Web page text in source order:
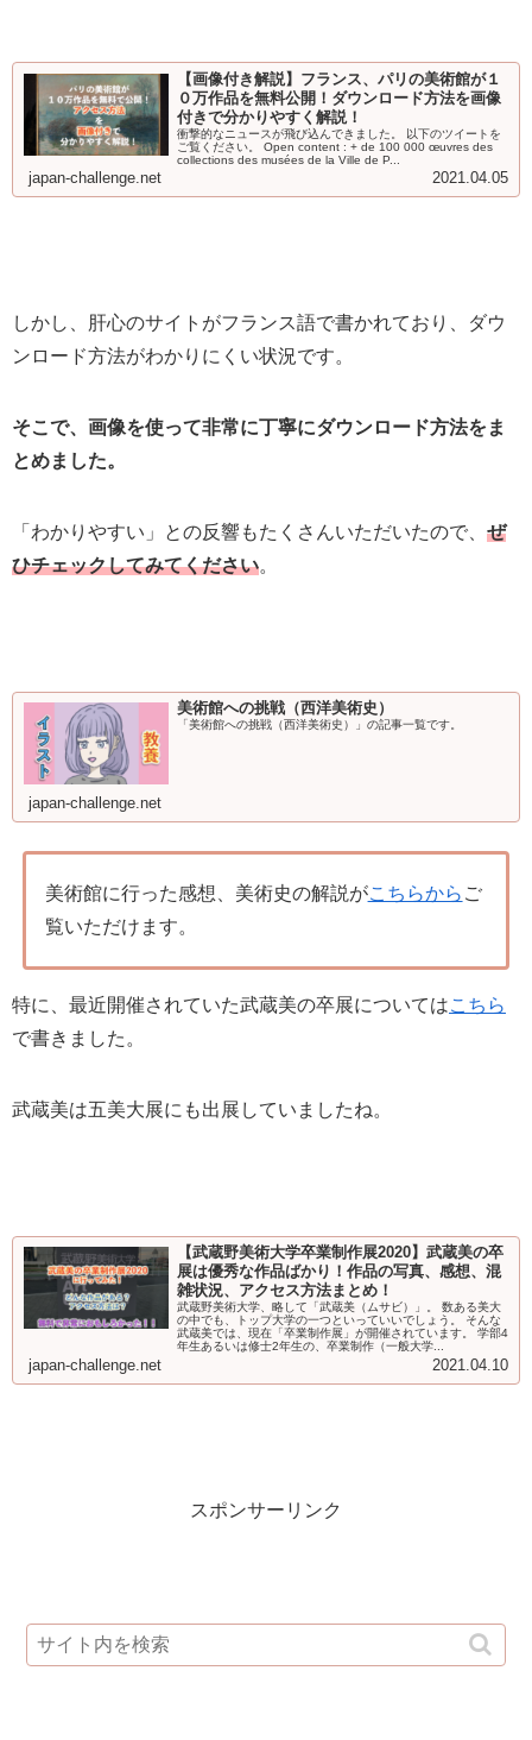
【画像付き解説】フランス、パリの美術館が１
０万作品を無料公開！ダウンロード方法を画像
付きで分かりやすく解説！
衝撃的なニュースが飛び込んできました。 以下のツイートを
ご覧ください。 Open content : + de 100 000 œuvres des
collections des musées de la Ville de P...
japan-challenge.net 2021.04.05
しかし、肝心のサイトがフランス語で書かれており、ダウ
ンロード方法がわかりにくい状況です。
そこで、画像を使って非常に丁寧にダウンロード方法をま
とめました。
「わかりやすい」との反響もたくさんいただいたので、 ぜ
ひチェックしてみてください。
美術館への挑戦（西洋美術史）
「美術館への挑戦（西洋美術史）」の記事一覧です。
japan-challenge.net
美術館に行った感想、美術史の解説がこちらから ご
覧いただけます。
特に、最近開催されていた武蔵美の卒展についてはこちら
で書きました。
武蔵美は五美大展にも出展していましたね。
【武蔵野美術大学卒業制作展2020】武蔵美の卒
展は優秀な作品ばかり！作品の写真、感想、混
雑状況、アクセス方法まとめ！
武蔵野美術大学、略して「武蔵美（ムサビ）」。 数ある美大
の中でも、トップ大学の一つといっていいでしょう。 そんな
武蔵美では、現在「卒業制作展」が開催されています。 学部4
年生あるいは修士2年生の、卒業制作（一般大学...
japan-challenge.net 2021.04.10
スポンサーリンク